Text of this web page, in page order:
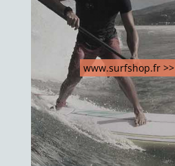
www.surfshop.fr >>